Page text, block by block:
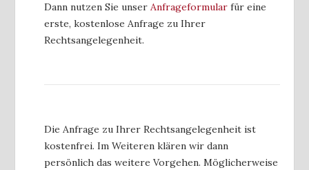
Dann nutzen Sie unser Anfrageformular für eine
erste, kostenlose Anfrage zu Ihrer
Rechtsangelegenheit.
Die Anfrage zu Ihrer Rechtsangelegenheit ist
kostenfrei. Im Weiteren klären wir dann
persönlich das weitere Vorgehen. Möglicherweise